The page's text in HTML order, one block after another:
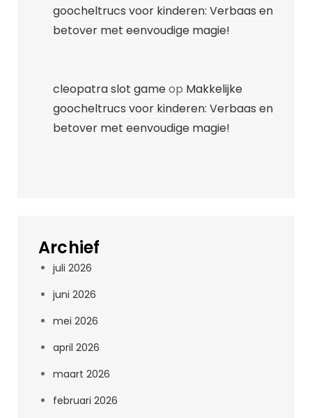
goocheltrucs voor kinderen: Verbaas en
betover met eenvoudige magie!
cleopatra slot gameop Makkelijke
goocheltrucs voor kinderen: Verbaas en
betover met eenvoudige magie!
Archief
juli 2026
juni 2026
mei 2026
april 2026
maart 2026
februari 2026